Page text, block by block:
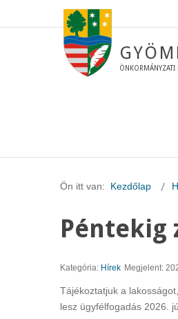
ÖNKORMÁNYZATI
Ön itt van: Kezdőlap
Péntekig
Kategória: Hírek Megjelent:
Tájékoztatjuk a
lesz ügyfélfogadás 2026.